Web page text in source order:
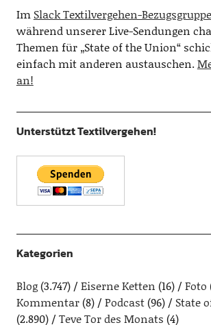
Im Slack Textilvergehen-Bezugsgruppe
während unserer Live-Sendungen
Themen für „State of the Union“
einfach mit anderen austauschen.
an!
Unterstützt Textilvergehen!
Kategorien
Blog(3.747) Eiserne Ketten (16) Foto
Kommentar(8) Podcast(96)
State
(2.890)
Teve Tor des Monats (4)